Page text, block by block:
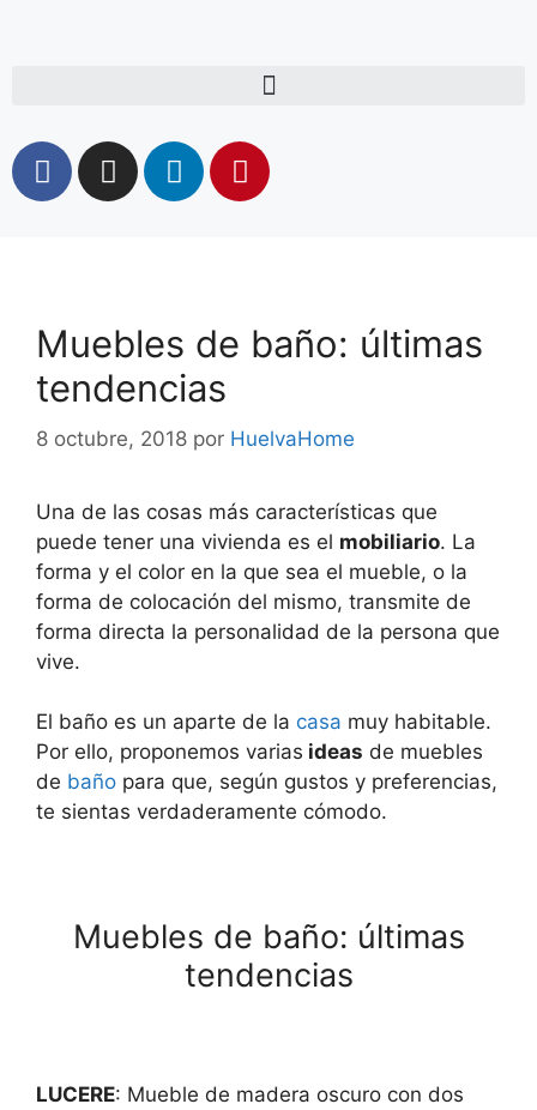
Muebles de baño: últimas
tendencias
8 octubre, 2018 por HuelvaHome
Una de las cosas más características que
puede tener una vivienda es el mobiliario. La
forma y el color en la que sea el mueble, o la
forma de colocación del mismo, transmite de
forma directa la personalidad de la persona que
vive.
El baño es un aparte de la casa muy habitable.
Por ello, proponemos varias ideas de muebles
de baño para que, según gustos y preferencias,
te sientas verdaderamente cómodo.
Muebles de baño: últimas
tendencias
LUCERE: Mueble de madera oscuro con dos